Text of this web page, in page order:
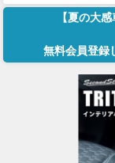
【夏の大
無料会員登録